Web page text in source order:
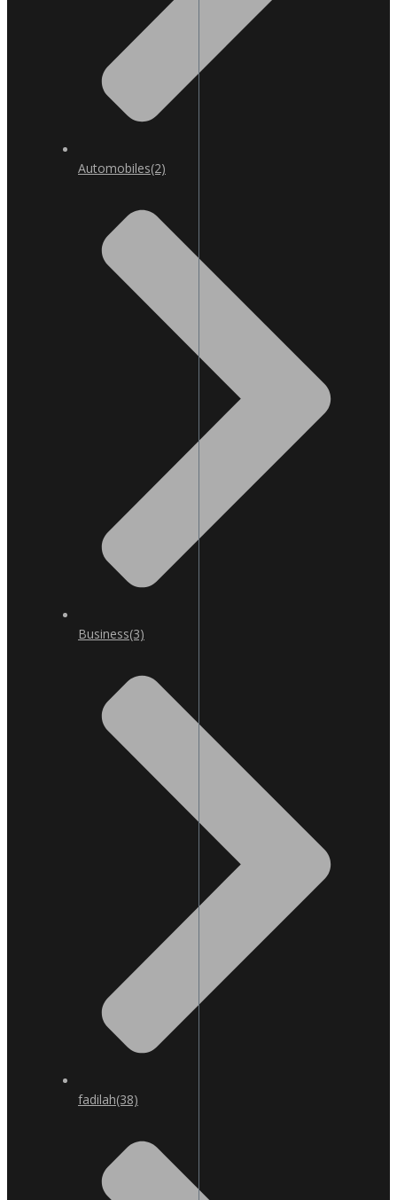
Automobiles(2)
Business(3)
fadilah(38)